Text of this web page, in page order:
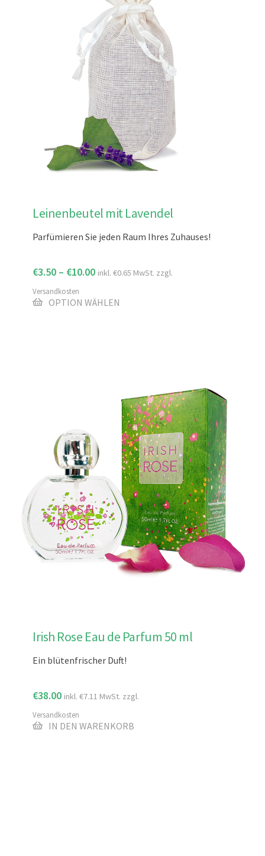
Leinenbeutel mit Lavendel
Parfümieren Sie jeden Raum Ihres Zuhauses!
€3.50 – €10.00 inkl. €0.65 MwSt. zzgl.
Versandkosten
OPTION WÄHLEN
Dieses
weist
auf.
Die
Optionen
Irish Rose Eau de Parfum 50 ml
Ein blütenfrischer Duft!
€38.00 inkl. €7.11 MwSt. zzgl.
Versandkosten
IN DEN WARENKORB